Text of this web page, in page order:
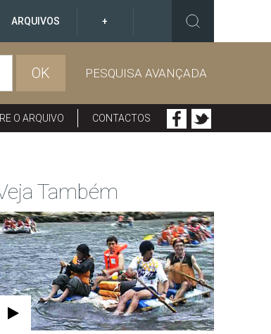
ARQUIVOS +
OK PESQUISA AVANÇADA
O ARQUIVO CONTACTOS
Também